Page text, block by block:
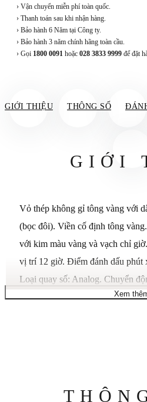
› Vận chuyển miễn phí toàn quốc.
› Thanh toán sau khi nhận hàng.
› Bảo hành 6 Năm tại Công ty.
› Bảo hành 3 năm chính hãng toàn cầu.
› Gọi 1800 0091 hoặc 028 3833 9999 để đặt
GIỚI THIỆU THÔNG SỐ
GIỚI
Vỏ thép không gỉ tông vàng với
(bọc đôi). Viền cố định tông
với kim màu vàng và vạch chỉ
vị trí 12 giờ. Điểm đánh dấu phút
Loại quay số: Analog. Chuyển
sapphire chống trầy xước. Kéo/
Xem